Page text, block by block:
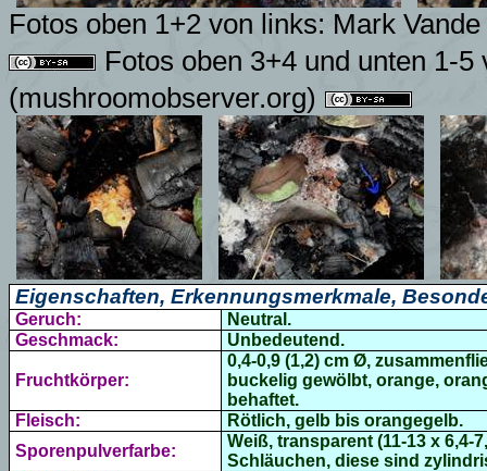
Fotos oben 1+2 von links: Mark
Fotos oben 3+4 und unten 1-
(mushroomobserver.org)
Eigenschaften, Erkennungsmerkmale,
Geruch:
Neutral.
Geschmack:
Unbedeutend.
Fruchtkörper:
0,4-0,9 (1,2) cm Ø,
buckelig gewölbt, orange,
behaftet.
Fleisch:
Rötlich, gelb bis orangegelb.
Sporenpulverfarbe:
Weiß, transparent (11-13 x 6,4-
Schläuchen, diese sind